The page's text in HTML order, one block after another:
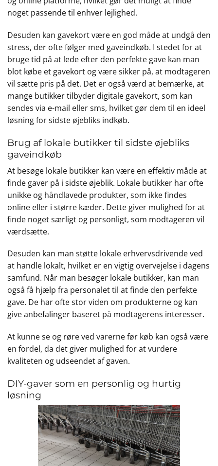
noget passende til enhver lejlighed.
Desuden kan gavekort være en god måde at undgå den
stress, der ofte følger med gaveindkøb. I stedet for at
bruge tid på at lede efter den perfekte gave kan man
blot købe et gavekort og være sikker på, at modtageren
vil sætte pris på det. Det er også værd at bemærke, at
mange butikker tilbyder digitale gavekort, som kan
sendes via e-mail eller sms, hvilket gør dem til en ideel
løsning for sidste øjebliks indkøb.
Brug af lokale butikker til sidste øjebliks
gaveindkøb
At besøge lokale butikker kan være en effektiv måde at
finde gaver på i sidste øjeblik. Lokale butikker har ofte
unikke og håndlavede produkter, som ikke findes
online eller i større kæder. Dette giver mulighed for at
finde noget særligt og personligt, som modtageren vil
værdsætte.
Desuden kan man støtte lokale erhvervsdrivende ved
at handle lokalt, hvilket er en vigtig overvejelse i dagens
samfund. Når man besøger lokale butikker, kan man
også få hjælp fra personalet til at finde den perfekte
gave. De har ofte stor viden om produkterne og kan
give anbefalinger baseret på modtagerens interesser.
At kunne se og røre ved varerne før køb kan også være
en fordel, da det giver mulighed for at vurdere
kvaliteten og udseendet af gaven.
DIY-gaver som en personlig og hurtig
løsning